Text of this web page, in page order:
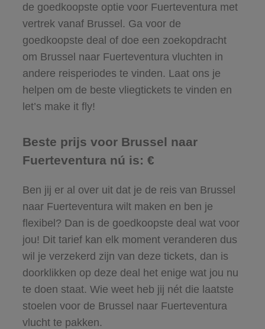
de goedkoopste optie voor Fuerteventura met
vertrek vanaf Brussel. Ga voor de
goedkoopste deal of doe een zoekopdracht
om Brussel naar Fuerteventura vluchten in
andere reisperiodes te vinden. Laat ons je
helpen om de beste vliegtickets te vinden en
let’s make it fly!
Beste prijs voor Brussel naar
Fuerteventura nú is: €
Ben jij er al over uit dat je de reis van Brussel
naar Fuerteventura wilt maken en ben je
flexibel? Dan is de goedkoopste deal wat voor
jou! Dit tarief kan elk moment veranderen dus
wil je verzekerd zijn van deze tickets, dan is
doorklikken op deze deal het enige wat jou nu
te doen staat. Wie weet heb jij nét die laatste
stoelen voor de Brussel naar Fuerteventura
vlucht te pakken.